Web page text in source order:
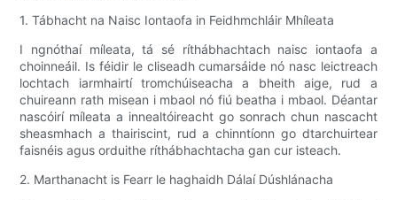
1. Tábhacht na Naisc Iontaofa in Feidhmchláir Mhíleata
I ngnóthaí míleata, tá sé ríthábhachtach naisc iontaofa a
choinneáil. Is féidir le cliseadh cumarsáide nó nasc leictreach
lochtach iarmhairtí tromchúiseacha a bheith aige, rud a
chuireann rath misean i mbaol nó fiú beatha i mbaol. Déantar
nascóirí míleata a innealtóireacht go sonrach chun nascacht
sheasmhach a thairiscint, rud a chinntíonn go dtarchuirtear
faisnéis agus orduithe ríthábhachtacha gan cur isteach.
2. Marthanacht is Fearr le haghaidh Dálaí Dúshlánacha